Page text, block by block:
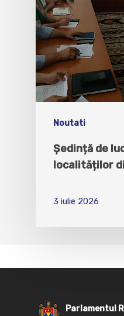
Noutati
Ședință de
localităților
3 iulie 2026
Parlamentul